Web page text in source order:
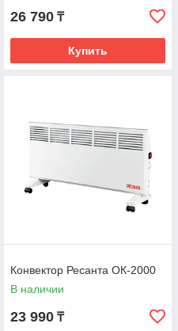
26 790 ₸
Купить
Конвектор Ресанта ОК-2000
В наличии
23 990 ₸